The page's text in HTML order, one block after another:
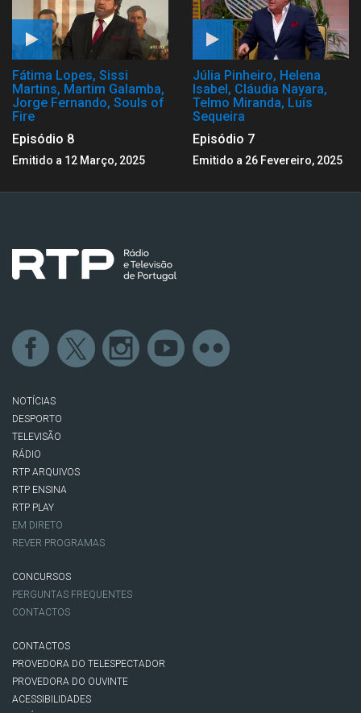
Fátima Lopes, Sissi
Martins, Martim Galamba,
Jorge Fernando, Souls of
Fire
Episódio 8
Emitido a 12 Março, 2025
Júlia Pinheiro, Helena
Isabel, Cláudia Nayara,
Telmo Miranda, Luís
Sequeira
Episódio 7
Emitido a 26 Fevereiro, 2025
NOTÍCIAS
DESPORTO
TELEVISÃO
RÁDIO
RTP ARQUIVOS
RTP ENSINA
RTP PLAY
EM DIRETO
REVER PROGRAMAS
CONCURSOS
PERGUNTAS FREQUENTES
CONTACTOS
CONTACTOS
PROVEDORA DO TELESPECTADOR
PROVEDORA DO OUVINTE
ACESSIBILIDADES